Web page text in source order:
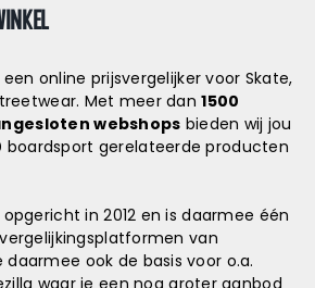
online prijsvergelijker voor Skate,
Met meer dan1500
webshops bieden wij jou
boardsport gerelateerde producten
in 2012 en is daarmee één
van
daarmee ook de basis voor o.a.